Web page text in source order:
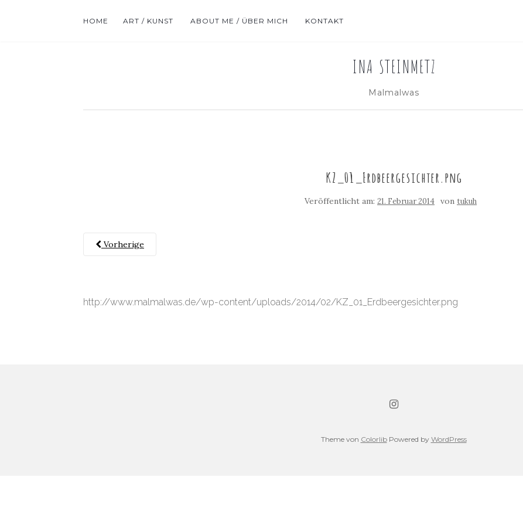
HOME ART / KUNST ABOUT ME / ÜBER MICH KONTAKT
INA STEINMETZ
Malmalwas
KZ_01_Erdbeergesichter.png
Veröffentlicht am: 21. Februar 2014 von tukuh
Vorherige
http://www.malmalwas.de/wp-content/uploads/2014/02/KZ_01_Erdbeergesichter.png
Theme von ColorlibPowered by WordPress